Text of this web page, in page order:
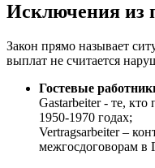
Исключения из
Закон прямо называет
выплат не считается
Гостевые
Gastarbeiter - те,
1950-1970 годах;
Vertragsarbeiter –
межгосдоговорам в